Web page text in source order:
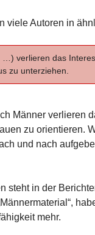
viele Autoren in
…) verlieren das
zu unterziehen.
Männer verlieren
zu orientieren.
und nach
steht in der
mehr.